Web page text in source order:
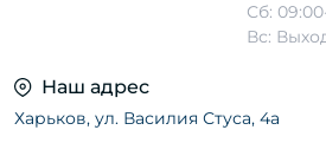
Сб:
Вс:
Наш адрес
Харьков, ул. Василия Стуса, 4а